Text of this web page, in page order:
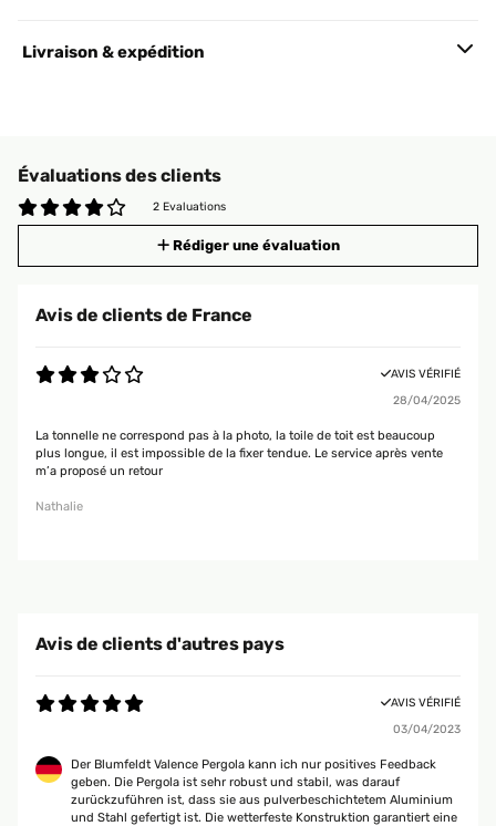
Livraison & expédition
Évaluations des clients
2 Evaluations
Rédiger une évaluation
Avis de clients de France
AVIS VÉRIFIÉ
28/04/2025
La tonnelle ne correspond pas à la photo, la toile de toit est beaucoup
plus longue, il est impossible de la fixer tendue. Le service après vente
m’a proposé un retour
Nathalie
Avis de clients d'autres pays
AVIS VÉRIFIÉ
03/04/2023
Der Blumfeldt Valence Pergola kann ich nur positives Feedback
geben. Die Pergola ist sehr robust und stabil, was darauf
zurückzuführen ist, dass sie aus pulverbeschichtetem Aluminium
und Stahl gefertigt ist. Die wetterfeste Konstruktion garantiert eine